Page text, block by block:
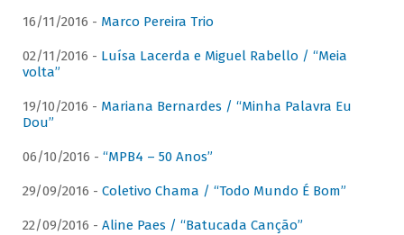
16/11/2016 - Marco Pereira Trio
02/11/2016 - Luísa Lacerda e Miguel Rabello / “Meia
volta”
19/10/2016 - Mariana Bernardes / “Minha Palavra Eu
Dou”
06/10/2016 - “MPB4 – 50 Anos”
29/09/2016 - Coletivo Chama / “Todo Mundo É Bom”
22/09/2016 - Aline Paes / “Batucada Canção”